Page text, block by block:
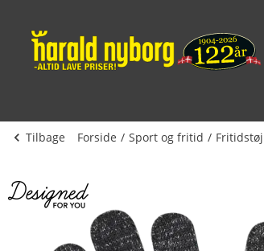
Tilbage Forside Sport og fritid